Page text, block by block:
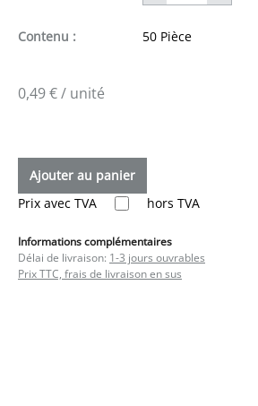
Contenu : 50 Pièce
0,49 € / unité
Ajouter au panier
Prix avec TVA
hors TVA
Informations complémentaires
Délai de livraison: 1-3 jours ouvrables
Prix TTC, frais de livraison en sus